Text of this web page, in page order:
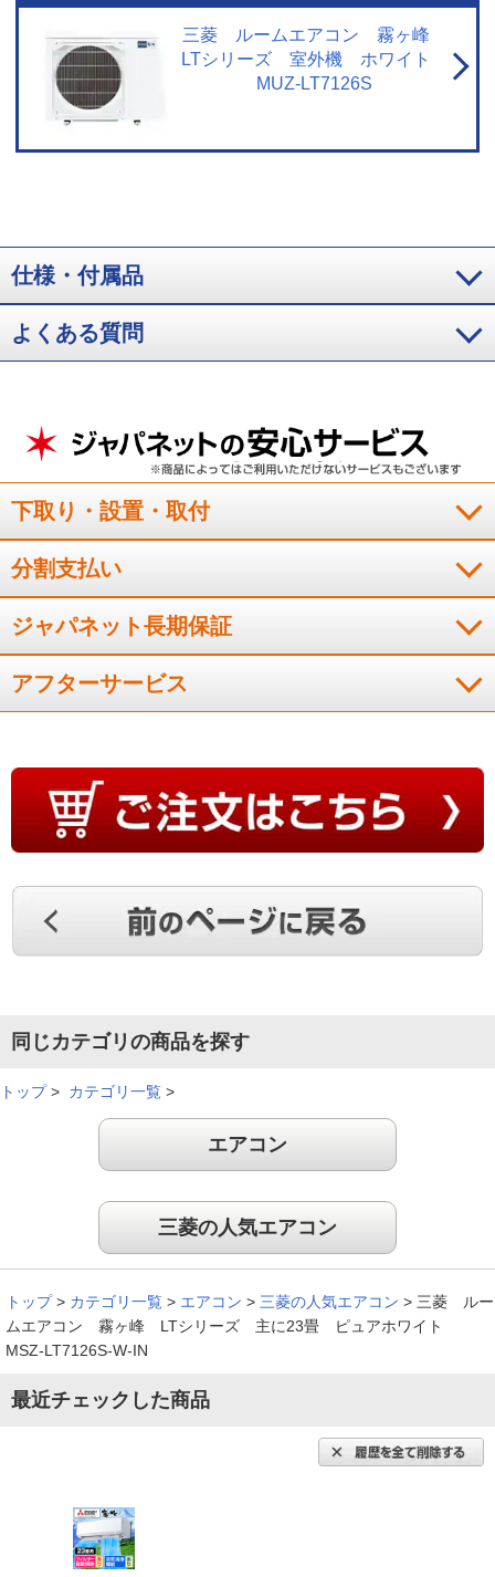
認。
※11 「ハイブリッドナノコーティング」なしとありのエアコンでそれ
ぞれ10年使用後の汚れを想定 ※12 特許第4698721号 他
※13 エアコン内
部のオゾン濃度0.1ppm未満。
※14 付属品の一部除く
三菱 ルームエアコン 霧ヶ峰
LTシリーズ 室外機 ホワイト
MUZ-LT7126S
仕様・付属品
よくある質問
下取り・設置・取付
分割支払い
ジャパネット長期保証
アフターサービス
同じカテゴリの商品を探す
トップ> カテゴリ一覧 >
エアコン
三菱の人気エアコン
トップ > カテゴリ一覧 > エアコン > 三菱の人気エアコン > 三菱 ルー
ムエアコン 霧ヶ峰 LTシリーズ 主に23畳 ピュアホワイト
MSZ-LT7126S-W-IN
最近チェックした商品